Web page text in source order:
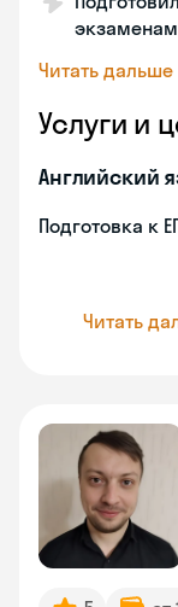
экзаменам
Читать дальше
Услуги и
Английский
Подготовка к
Читать